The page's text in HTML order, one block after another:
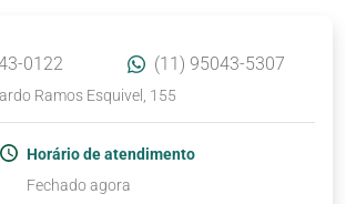
0122 (11) 95043-5307
Ramos Esquivel, 155
Horário de atendimento
Fechado agora